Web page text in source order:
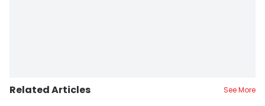
Related Articles See More